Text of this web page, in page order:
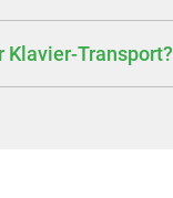
Klavier-Transport?